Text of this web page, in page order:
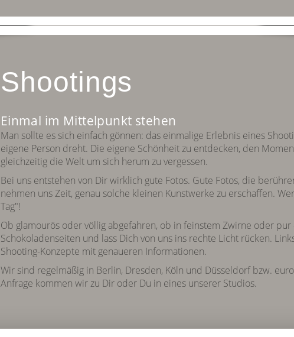
Shootings
Einmal im Mittelpunkt stehen
Man sollte es sich einfach gönnen: das einmalige Erlebnis eines
eigene Person dreht. Die eigene Schönheit zu entdecken, den
gleichzeitig die Welt um sich herum zu vergessen.
Bei uns entstehen von Dir wirklich gute Fotos. Gute Fotos, die
nehmen uns Zeit, genau solche kleinen Kunstwerke zu erschaffen.
Tag"!
Ob glamourös oder völlig abgefahren, ob in feinstem Zwirne oder
Schokoladenseiten und lass Dich von uns ins rechte Licht rücken.
Shooting-Konzepte mit genaueren Informationen.
Wir sind regelmäßig in Berlin, Dresden, Köln und Düsseldorf bzw.
Anfrage kommen wir zu Dir oder Du in eines unserer Studios.